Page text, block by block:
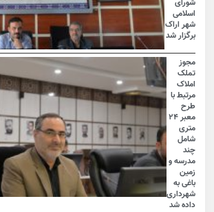
شورای
اسلامی
شهر اراک
برگزار شد
مجوز
تملک
املاک
مرتبط با
طرح
معبر ۲۴
متری
شامل
چند
مدرسه و
زمین
باغی به
شهرداری
داده شد